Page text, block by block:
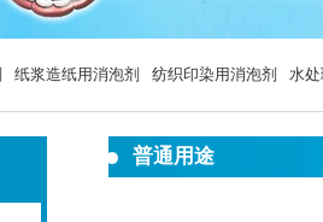
纸浆造纸用消泡剂 纺织印染用消泡剂 水
普通用途